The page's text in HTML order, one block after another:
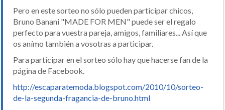
Pero en este sorteo no sólo pueden participar chicos,
Bruno Banani "MADE FOR MEN" puede ser el regalo
perfecto para vuestra pareja, amigos, familiares... Así que
os anímo también a vosotras a participar.
Para participar en el sorteo sólo hay que hacerse fan de la
página de Facebook.
http://escaparatemoda.blogspot.com/2010/10/sorteo-
de-la-segunda-fragancia-de-bruno.html